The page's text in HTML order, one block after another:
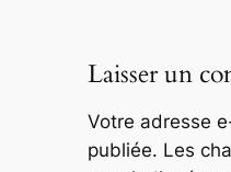
Laisser un
Votre adresse
publiée. Les